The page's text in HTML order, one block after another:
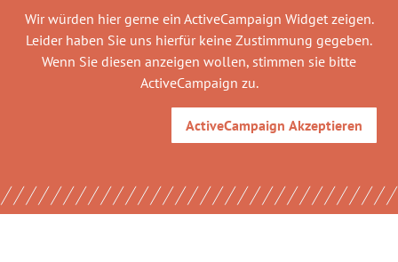
Wir würden hier gerne ein ActiveCampaign Widgetzeigen.
Leider haben Sie uns hierfür keine Zustimmung gegeben.
Wenn Sie diesen anzeigen wollen, stimmen sie bitte
ActiveCampaign zu.
ActiveCampaign Akzeptieren